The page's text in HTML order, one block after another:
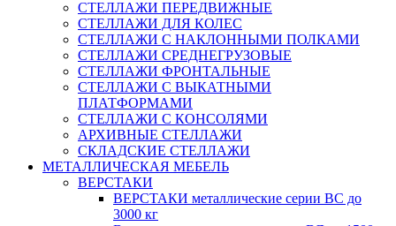
СТЕЛЛАЖИ ПЕРЕДВИЖНЫЕ
СТЕЛЛАЖИ ДЛЯ КОЛЕС
СТЕЛЛАЖИ С НАКЛОННЫМИ ПОЛКАМИ
СТЕЛЛАЖИ СРЕДНЕГРУЗОВЫЕ
СТЕЛЛАЖИ ФРОНТАЛЬНЫЕ
СТЕЛЛАЖИ С ВЫКАТНЫМИ
ПЛАТФОРМАМИ
СТЕЛЛАЖИ С КОНСОЛЯМИ
АРХИВНЫЕ СТЕЛЛАЖИ
СКЛАДСКИЕ СТЕЛЛАЖИ
МЕТАЛЛИЧЕСКАЯ МЕБЕЛЬ
ВЕРСТАКИ
ВЕРСТАКИ металлические серии ВС до
3000 кг